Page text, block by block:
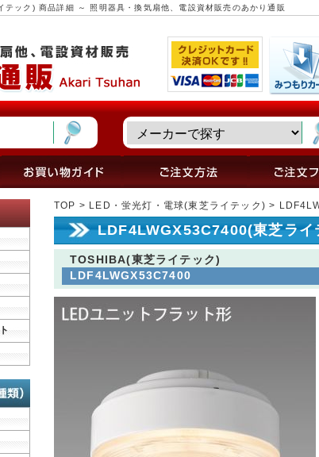
ック) 商品詳細 ～ 照明器具・換気扇他、電設資材販売のあかり通販
TOP > LED・蛍光灯・電球(東芝ライテック) >
LDF4LWGX53C7400(東芝ライ
TOSHIBA(東芝ライテック)
LDF4LWGX53C7400